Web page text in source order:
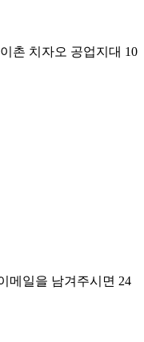
촌 치자오 공업지대 10
메일을 남겨주시면 24